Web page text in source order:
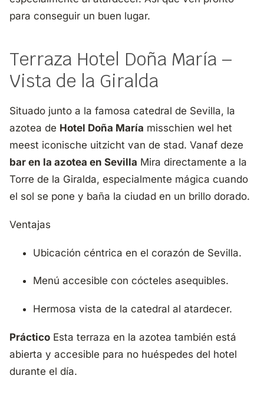
para conseguir un buen lugar.
Terraza Hotel Doña María –
Vista de la Giralda
Situado junto a la famosa catedral de Sevilla, la
azotea de Hotel Doña María misschien wel het
meest iconische uitzicht van de stad. Vanaf deze
bar en la azotea en Sevilla Mira directamente a la
Torre de la Giralda, especialmente mágica cuando
el sol se pone y baña la ciudad en un brillo dorado.
Ventajas
Ubicación céntrica en el corazón de Sevilla.
Menú accesible con cócteles asequibles.
Hermosa vista de la catedral al atardecer.
Práctico Esta terraza en la azotea también está
abierta y accesible para no huéspedes del hotel
durante el día.